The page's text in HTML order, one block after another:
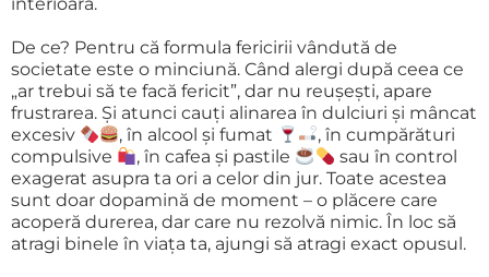
interioară.
De ce? Pentru că formula fericirii vândută de
societate este o minciună. Când alergi după ceea ce
„ar trebui să te facă fericit”, dar nu reușești, apare
frustrarea. Și atunci cauți alinarea în dulciuri și mâncat
excesiv
, în alcool și fumat
, în cumpărături
compulsive
, în cafea și pastile
sau în control
exagerat asupra ta ori a celor din jur. Toate acestea
sunt doar dopamină de moment – o plăcere care
acoperă durerea, dar care nu rezolvă nimic. În loc să
atragi binele în viața ta, ajungi să atragi exact opusul.